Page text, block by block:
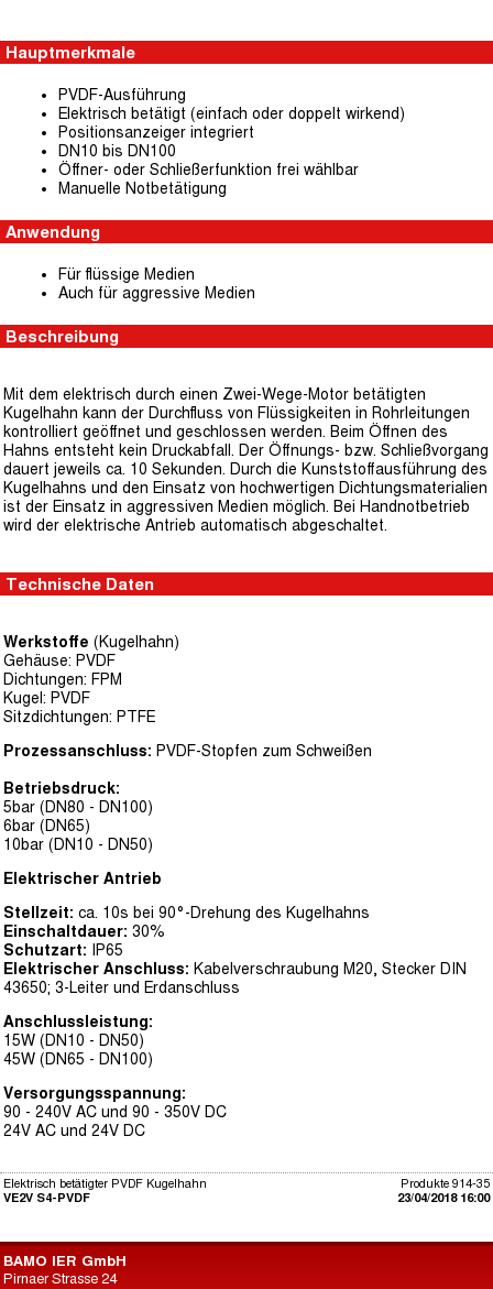
Hauptmerkmale
PVDF-Ausführung
Elektrisch betätigt (einfach oder doppelt wirkend)
Positionsanzeiger integriert
DN10 bis DN100
Öffner- oder Schließerfunktion frei wählbar
Manuelle Notbetätigung
Anwendung
Für flüssige Medien
Auch für aggressive Medien
Beschreibung
Mit dem elektrisch durch einen Zwei-Wege-Motor betätigten
Kugelhahn kann der Durchfluss von Flüssigkeiten in Rohrleitungen
kontrolliert geöffnet und geschlossen werden. Beim Öffnen des
Hahns entsteht kein Druckabfall. Der Öffnungs- bzw. Schließvorgang
dauert jeweils ca. 10 Sekunden. Durch die Kunststoffausführung des
Kugelhahns und den Einsatz von hochwertigen Dichtungsmaterialien
ist der Einsatz in aggressiven Medien möglich. Bei Handnotbetrieb
wird der elektrische Antrieb automatisch abgeschaltet.
Technische Daten
Werkstoffe (Kugelhahn)
Gehäuse: PVDF
Dichtungen: FPM
Kugel: PVDF
Sitzdichtungen: PTFE
Prozessanschluss: PVDF-Stopfen zum Schweißen
Betriebsdruck:
5bar (DN80 - DN100)
6bar (DN65)
10bar (DN10 - DN50)
Elektrischer Antrieb
Stellzeit: ca. 10s bei 90°-Drehung des Kugelhahns
Einschaltdauer: 30%
Schutzart: IP65
Elektrischer Anschluss: Kabelverschraubung M20, Stecker DIN
43650; 3-Leiter und Erdanschluss
Anschlussleistung:
15W (DN10 - DN50)
45W (DN65 - DN100)
Versorgungsspannung:
90 - 240V AC und 90 - 350V DC
24V AC und 24V DC
Produkte 914-35
23/04/2018 16:00
Elektrisch betätigter PVDF Kugelhahn
VE2V S4-PVDF
BAMO IER GmbH
Pirnaer Strasse 24